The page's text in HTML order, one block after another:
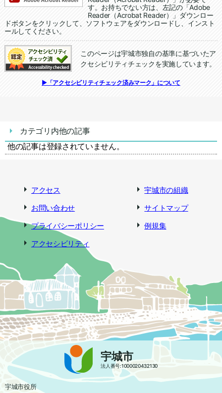
す。お持ちでない方は、左記の「Adobe
Reader（Acrobat Reader）」ダウンロー
ドボタンをクリックして、ソフトウェアをダウンロードし、インスト
ールしてください。
追加情報：アクセシビリティチェック
このページは宇城市独自の基準に基づいたア
クセシビリティチェックを実施しています。
▶「アクセシビリティチェック済みマーク」について
カテゴリ内他の記事
他の記事は登録されていません。
アクセス
宇城市の組織
お問い合わせ
サイトマップ
プライバシーポリシー
例規集
アクセシビリティ
宇城市
法人番号:1000020432130
宇城市役所